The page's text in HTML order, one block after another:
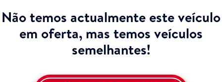
Não temos actualmente este veículo
em oferta, mas temos veículos
semelhantes!